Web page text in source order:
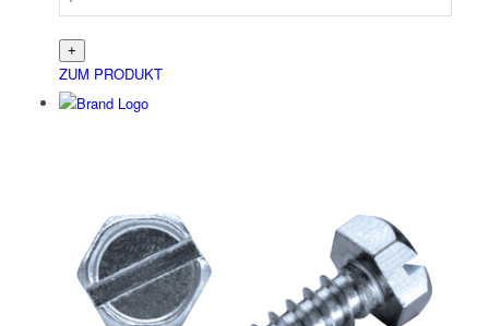
ZUM PRODUKT